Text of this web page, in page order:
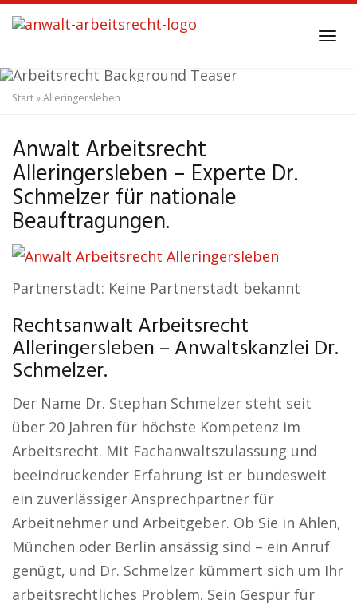
Skip
to
content
Start»Alleringersleben
Anwalt Arbeitsrecht
Alleringersleben – Experte Dr.
Schmelzer für nationale
Beauftragungen.
Partnerstadt: Keine Partnerstadt bekannt
Rechtsanwalt Arbeitsrecht
Alleringersleben – Anwaltskanzlei Dr.
Schmelzer.
Der Name Dr. Stephan Schmelzer steht seit
über 20 Jahren für höchste Kompetenz im
Arbeitsrecht. Mit Fachanwaltszulassung und
beeindruckender Erfahrung ist er bundesweit
ein zuverlässiger Ansprechpartner für
Arbeitnehmer und Arbeitgeber. Ob Sie in Ahlen,
München oder Berlin ansässig sind – ein Anruf
genügt, und Dr. Schmelzer kümmert sich um Ihr
arbeitsrechtliches Problem. Sein Gespür für